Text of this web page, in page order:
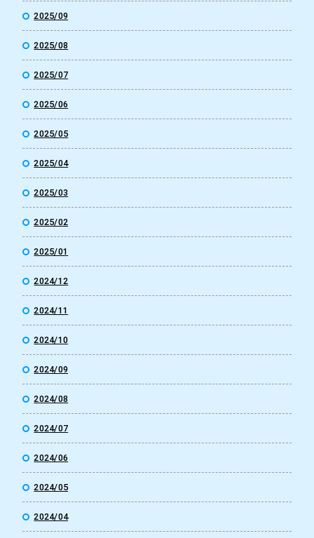
2025/09
2025/08
2025/07
2025/06
2025/05
2025/04
2025/03
2025/02
2025/01
2024/12
2024/11
2024/10
2024/09
2024/08
2024/07
2024/06
2024/05
2024/04